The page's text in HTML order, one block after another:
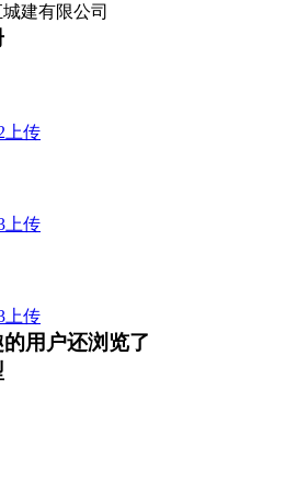
建有限公司
上传
上传
上传
用户还浏览了